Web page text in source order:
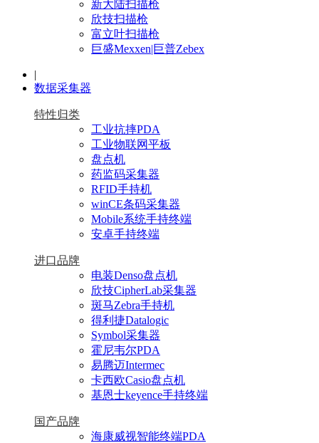
新大陆扫描枪
欣技扫描枪
富立叶扫描枪
巨盛Mexxen|巨普Zebex
|
数据采集器
特性归类
工业抗摔PDA
工业物联网平板
盘点机
药监码采集器
RFID手持机
winCE条码采集器
Mobile系统手持终端
安卓手持终端
进口品牌
电装Denso盘点机
欣技CipherLab采集器
斑马Zebra手持机
得利捷Datalogic
Symbol采集器
霍尼韦尔PDA
易腾迈Intermec
卡西欧Casio盘点机
基恩士keyence手持终端
国产品牌
海康威视智能终端PDA